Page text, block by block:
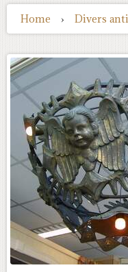
Home › Divers